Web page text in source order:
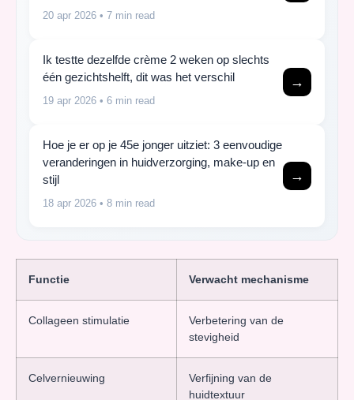
20 apr 2026 • 7 min read
Ik testte dezelfde crème 2 weken op slechts
één gezichtshelft, dit was het verschil
19 apr 2026 • 6 min read
→
Hoe je er op je 45e jonger uitziet: 3 eenvoudige
veranderingen in huidverzorging, make-up en
stijl
18 apr 2026 • 8 min read
→
Functie Verwacht mechanisme
Collageen stimulatie
Verbetering van de
stevigheid
Celvernieuwing
Verfijning van de
huidtextuur